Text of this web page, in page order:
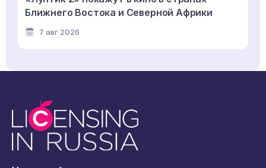
Ближнего Востока и Северной Африки
7 авг 2026